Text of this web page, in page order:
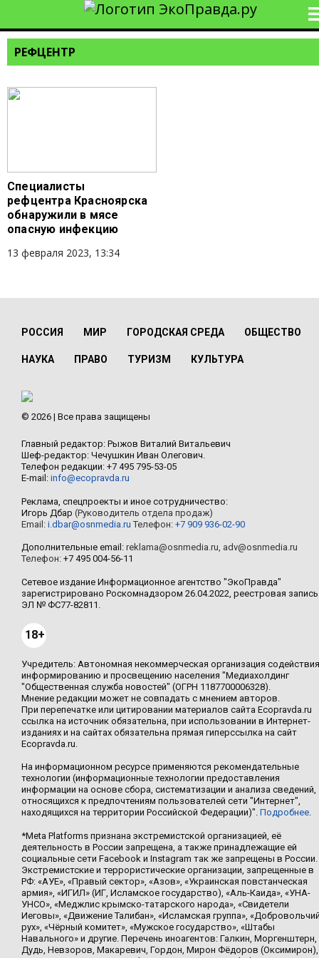
РЕФЦЕНТР
Специалисты
рефцентра Красноярска
обнаружили в мясе
опасную инфекцию
13 февраля 2023, 13:34
РОССИЯ МИР ГОРОДСКАЯ СРЕДА ОБЩЕСТВО
НАУКА ПРАВО ТУРИЗМ КУЛЬТУРА
© 2026 | Все права защищены
Главный редактор: Рыжов Виталий Витальевич
Шеф-редактор: Чечушкин Иван Олегович.
Телефон редакции: +7 495 795-53-05
E-mail: info@ecopravda.ru
Реклама, спецпроекты и иное сотрудничество:
Игорь Дбар (Руководитель отдела продаж)
Email: i.dbar@osnmedia.ru Телефон: +7 909 936-02-90
Дополнительные email: reklama@osnmedia.ru, adv@osnmedia.ru
Телефон: +7 495 004-56-11
Сетевое издание Информационное агентство "ЭкоПравда"
зарегистрировано Роскомнадзором 26.04.2022, реестровая запись
ЭЛ № ФС77-82811.
18+
Учредитель: Автономная некоммерческая организация содействия
информированию и просвещению населения "Медиахолдинг
"Общественная служба новостей" (ОГРН 1187700006328).
Мнение редакции может не совпадать с мнением авторов.
При перепечатке или цитировании материалов сайта Ecopravda.ru
ссылка на источник обязательна, при использовании в Интернет-
изданиях и на сайтах обязательна прямая гиперссылка на сайт
Ecopravda.ru.
На информационном ресурсе применяются рекомендательные
технологии (информационные технологии предоставления
информации на основе сбора, систематизации и анализа сведений,
относящихся к предпочтениям пользователей сети "Интернет",
находящихся на территории Российской Федерации)". Подробнее.
*Meta Platforms признана экстремистской организацией, её
деятельность в России запрещена, а также принадлежащие ей
социальные сети Facebook и Instagram так же запрещены в России.
Экстремистские и террористические организации, запрещенные в
РФ: «АУЕ», «Правый сектор», «Азов», «Украинская повстанческая
армия», «ИГИЛ» (ИГ, Исламское государство), «Аль-Каида», «УНА-
УНСО», «Меджлис крымско-татарского народа», «Свидетели
Иеговы», «Движение Талибан», «Исламская группа»,
рух», «Чёрный комитет», «Мужское государство», «Штабы
Навального» и другие. Перечень иноагентов: Галкин, Моргенштерн,
Дудь, Невзоров, Макаревич, Гордон, Мирон Фёдоров (Оксимирон),